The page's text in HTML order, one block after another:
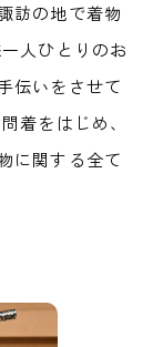
訪の地で着物
人ひとりのお
伝いをさせて
着をはじめ、
に関する全て